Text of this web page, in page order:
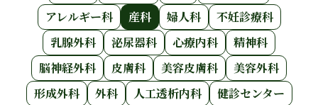
アレルギー科
産科 婦人科
不妊診療科
乳腺外科
泌尿器科 心療内科
精神科
脳神経外科
皮膚科 美容皮膚科
美容外科
形成外科
外科 人工透析内科
健診センター